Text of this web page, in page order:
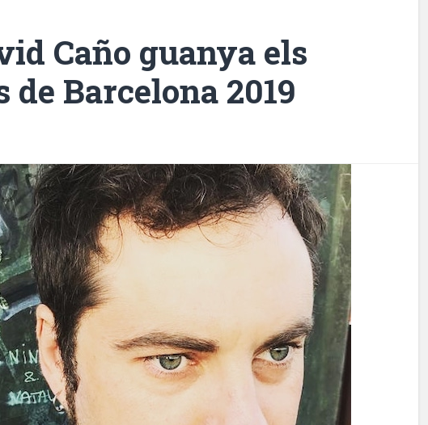
Caño guanya els
de Barcelona 2019